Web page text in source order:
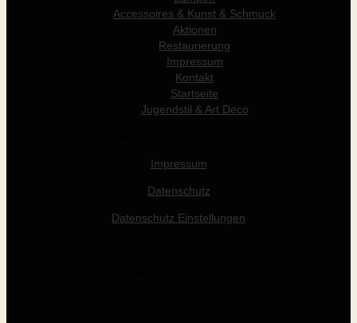
Accessoires & Kunst & Schmuck
Aktionen
Restaurierung
Impressum
Kontakt
Startseite
Jugendstil & Art Deco
Impressum
Datenschutz
Datenschutz Einstellungen